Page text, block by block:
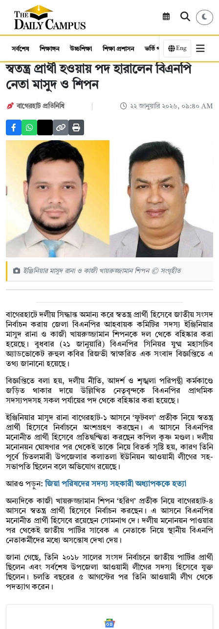
সর্বশেষ শিক্ষাঙ্গন উচ্চশিক্ষা শিক্ষা প্রশাসন ভর্তি পরীক্ষা কর্মসংস্থান
Eng
স্বতন্ত্র প্রার্থী হওয়ায় পদ হারালেন বিএনপি
নেতা মাসুদ ও শিপন
বাগেরহাট প্রতিনিধি ২২ জানুয়ারি ২০২৬, ০৯:৪০ AM
ইঞ্জিনিয়ার মাসুদ রানা ও কাজী খায়রুজ্জামান শিপন © সংগৃহীত
বাগেরহাটে দলীয় সিদ্ধান্ত অমান্য করে স্বতন্ত্র প্রার্থী হিসেবে জাতীয় সংসদ
নির্বাচন করায় জেলা বিএনপির আহবায়ক কমিটির সদস্য ইঞ্জিনিয়ার
মাসুদ রানা ও কাজী খায়রুজ্জামান শিপনকে দল থেকে বহিষ্কার করা
হয়েছে। বুধবার (২১ জানুয়ারি) বিএনপির সিনিয়র যুগ্ম মহাসচিব
অ্যাডভোকেট রুহুল কবির রিজভী স্বাক্ষরিত এক সংবাদ বিজ্ঞপ্তিতে এ
তথ্য জানানো হয়েছে।
বিজ্ঞপ্তিতে বলা হয়, দলীয় নীতি, আদর্শ ও শৃঙ্খলা পরিপন্থী কর্মকাণ্ডে
জড়িত থাকার দায়ে উল্লিখিত নেতৃবৃন্দকে বিএনপির প্রাথমিক
সদস্যপদসহ সকল পর্যায়ের পদ থেকে বহিষ্কার করা হয়েছে।
ইঞ্জিনিয়ার মাসুদ রানা বাগেরহাট-১ আসনে ‘ফুটবল’ প্রতীক নিয়ে স্বতন্ত্র
প্রার্থী হিসেবে নির্বাচনে অংশগ্রহণ করছেন। এ আসনে বিএনপির
মনোনীত প্রার্থী হিসেবে প্রতিদ্বন্দ্বিতা করছেন কপিল কৃষ্ণ মণ্ডল। দলীয়
মনোনয়ন ঘোষণার পর থেকেই তাকে নিয়ে বিতর্ক সৃষ্টি হয়, কারণ তিনি
পূর্বে চিতলমারী উপজেলার কলাতলা ইউনিয়ন আওয়ামী লীগের সহ-
সভাপতি ছিলেন বলে অভিযোগ রয়েছে।
আরও পড়ুন: জিয়া পরিষদের সদস্য সহকারী অধ্যাপককে হত্যা
অন্যদিকে কাজী খায়রুজ্জামান শিপন ‘হরিণ’ প্রতীক নিয়ে বাগেরহাট-৪
আসনে স্বতন্ত্র প্রার্থী হিসেবে নির্বাচন করছেন। এ আসনে বিএনপির
মনোনীত প্রার্থী হিসেবে রয়েছেন সোমনাথ দে। দলীয় মনোনয়ন পাওয়ার
পর থেকেই জাতীয় পার্টির সাবেক এ নেতাকে নিয়ে স্থানীয় বিএনপি
নেতাকর্মীদের মধ্যে অসন্তোষ দেখা দেয়।
জানা গেছে, তিনি ২০১৮ সালের সংসদ নির্বাচনে জাতীয় পার্টির প্রার্থী
ছিলেন এবং সর্বশেষ উপজেলা আওয়ামী লীগের সদস্য হিসেবে যুক্ত
ছিলেন। চলতি বছরের ৫ আগস্টের পর তিনি আওয়ামী লীগ থেকে
পদত্যাগ করেন।